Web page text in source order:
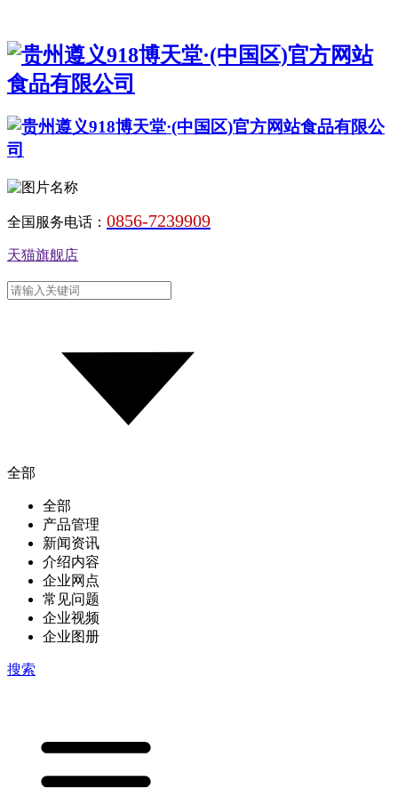
全国服务电话： 0856-7239909
天猫旗舰店
全部
全部
产品管理
新闻资讯
介绍内容
企业网点
常见问题
企业视频
企业图册
搜索